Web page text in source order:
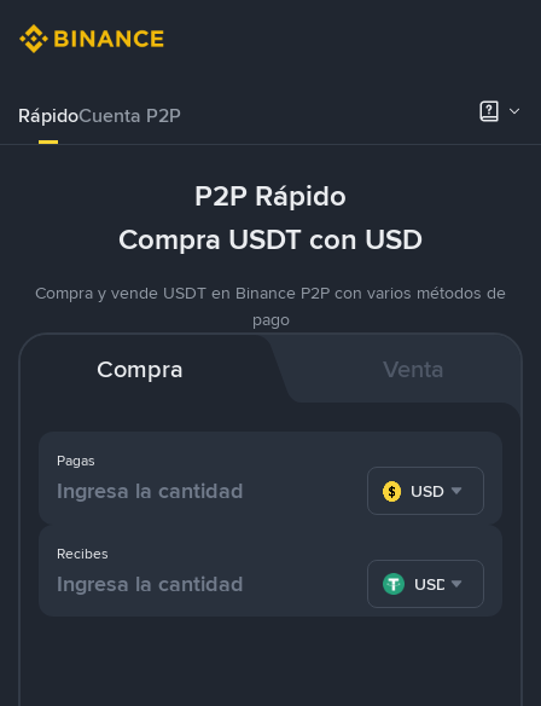
RápidoCuenta P2P
P2P Rápido
Compra USDT con USD
Compra y vende USDT en Binance P2P con varios métodos de
pago
Compra Venta
Pagas
USD
Recibes
USDT